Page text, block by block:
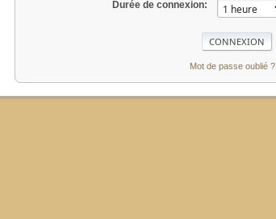
Durée de connexion:
Mot de passe oublié ?